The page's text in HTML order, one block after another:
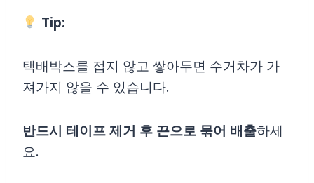
Tip:
택배박스를 접지 않고 쌓아두면 수거차가 가
져가지 않을 수 있습니다.
반드시 테이프 제거 후 끈으로 묶어 배출하세
요.